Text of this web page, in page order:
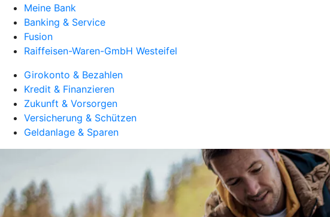
Meine Bank
Banking & Service
Fusion
Raiffeisen-Waren-GmbH Westeifel
Girokonto & Bezahlen
Kredit & Finanzieren
Zukunft & Vorsorgen
Versicherung & Schützen
Geldanlage & Sparen